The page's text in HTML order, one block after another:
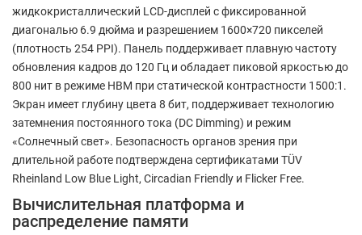
жидкокристаллический LCD-дисплей с фиксированной
диагональю 6.9 дюйма и разрешением 1600×720 пикселей
(плотность 254 PPI). Панель поддерживает плавную частоту
обновления кадров до 120 Гц и обладает пиковой яркостью до
800 нит в режиме HBM при статической контрастности 1500:1.
Экран имеет глубину цвета 8 бит, поддерживает технологию
затемнения постоянного тока (DC Dimming) и режим
«Солнечный свет». Безопасность органов зрения при
длительной работе подтверждена сертификатами TÜV
Rheinland Low Blue Light, Circadian Friendly и Flicker Free.
Вычислительная платформа и
распределение памяти